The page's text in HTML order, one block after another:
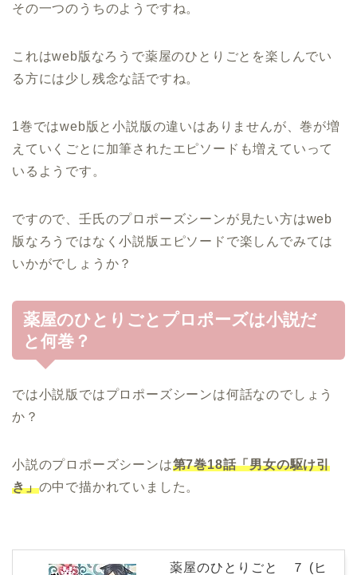
その一つのうちのようですね。
これはweb版なろうで薬屋のひとりごとを楽しんでい
る方には少し残念な話ですね。
1巻ではweb版と小説版の違いはありませんが、巻が増
えていくごとに加筆されたエピソードも増えていって
いるようです。
ですので、壬氏のプロポーズシーンが見たい方はweb
版なろうではなく小説版エピソードで楽しんでみては
いかがでしょうか？
薬屋のひとりごとプロポーズは小説だ
と何巻？
では小説版ではプロポーズシーンは何話なのでしょう
か？
小説のプロポーズシーンは第7巻18話「男女の駆け引
き」の中で描かれていました。
薬屋のひとりごと ７ (ヒ